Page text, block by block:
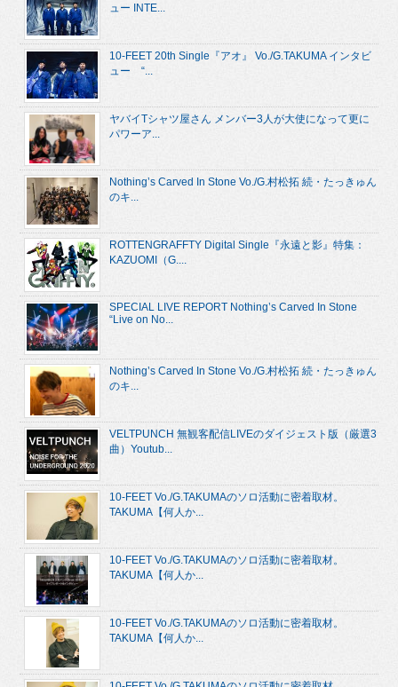
ュー INTE...
10-FEET 20th Single『アオ』 Vo./G.TAKUMA インタビ
ュー “...
ヤバイTシャツ屋さん メンバー3人が大使になって更に
パワーア...
Nothing’s Carved In Stone Vo./G.村松拓 続・たっきゅん
のキ...
ROTTENGRAFFTY Digital Single『永遠と影』特集：
KAZUOMI（G....
SPECIAL LIVE REPORT Nothing’s Carved In Stone
“Live on No...
Nothing’s Carved In Stone Vo./G.村松拓 続・たっきゅん
のキ...
VELTPUNCH 無観客配信LIVEのダイジェスト版（厳選3
曲）Youtub...
10-FEET Vo./G.TAKUMAのソロ活動に密着取材。
TAKUMA【何人か...
10-FEET Vo./G.TAKUMAのソロ活動に密着取材。
TAKUMA【何人か...
10-FEET Vo./G.TAKUMAのソロ活動に密着取材。
TAKUMA【何人か...